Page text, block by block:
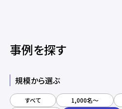
事例を探す
規模から選ぶ
すべて 1,000名～